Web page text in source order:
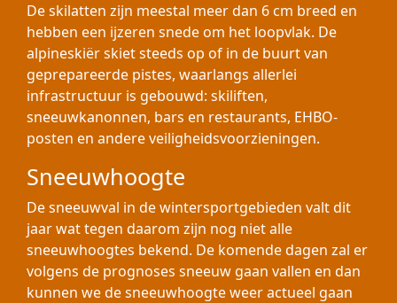
De skilatten zijn meestal meer dan 6 cm breed en
hebben een ijzeren snede om het loopvlak. De
alpineskiër skiet steeds op of in de buurt van
geprepareerde pistes, waarlangs allerlei
infrastructuur is gebouwd: skiliften,
sneeuwkanonnen, bars en restaurants, EHBO-
posten en andere veiligheidsvoorzieningen.
Sneeuwhoogte
De sneeuwval in de wintersportgebieden valt dit
jaar wat tegen daarom zijn nog niet alle
sneeuwhoogtes bekend. De komende dagen zal er
volgens de prognoses sneeuw gaan vallen en dan
kunnen we de sneeuwhoogte weer actueel gaan